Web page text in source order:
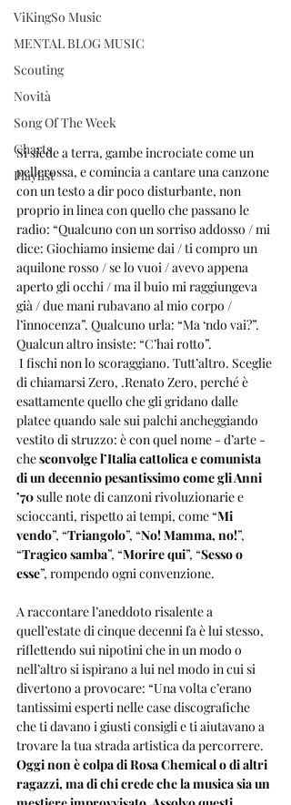
ViKingSo Music
MENTAL BLOG MUSIC
Scouting
Novità
Song Of The Week
Charts
Playlist
Si siede a terra, gambe incrociate come un
pellerossa, e comincia a cantare una canzone
con un testo a dir poco disturbante, non
proprio in linea con quello che passano le
radio: “Qualcuno con un sorriso addosso / mi
dice: Giochiamo insieme dai / ti compro un
aquilone rosso / se lo vuoi / avevo appena
aperto gli occhi / ma il buio mi raggiungeva
già / due mani rubavano al mio corpo /
l’innocenza”. Qualcuno urla: “Ma ‘ndo vai?”.
Qualcun altro insiste: “C’hai rotto”.
di chiamarsi Zero, .Renato Zero, perché è
esattamente quello che gli gridano dalle
platee quando sale sui palchi ancheggiando
vestito di struzzo: è con quel nome - d’arte -
che sconvolge l’Italia cattolica e comunista
di un decennio pesantissimo come gli Anni
’70 sulle note di canzoni rivoluzionarie e
scioccanti, rispetto ai tempi, come “Mi
vendo”, “Triangolo”, “No! Mamma, no!”,
“Tragico samba”, “Morire qui”, “Sesso o
esse”, rompendo ogni convenzione.
A raccontare l’aneddoto risalente a
quell’estate di cinque decenni fa è lui stesso,
riflettendo sui nipotini che in un modo o
nell’altro si ispirano a lui nel modo in cui si
divertono a provocare: “Una volta c’erano
tantissimi esperti nelle case discografiche
che ti davano i giusti consigli e ti aiutavano a
trovare la tua strada artistica da percorrere.
Oggi non è colpa di Rosa Chemical o di altri
ragazzi, ma di chi crede che la musica sia un